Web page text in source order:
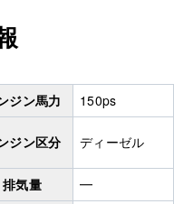
ジン馬力 150ps
ジン区分 ディーゼル
排気量 ━